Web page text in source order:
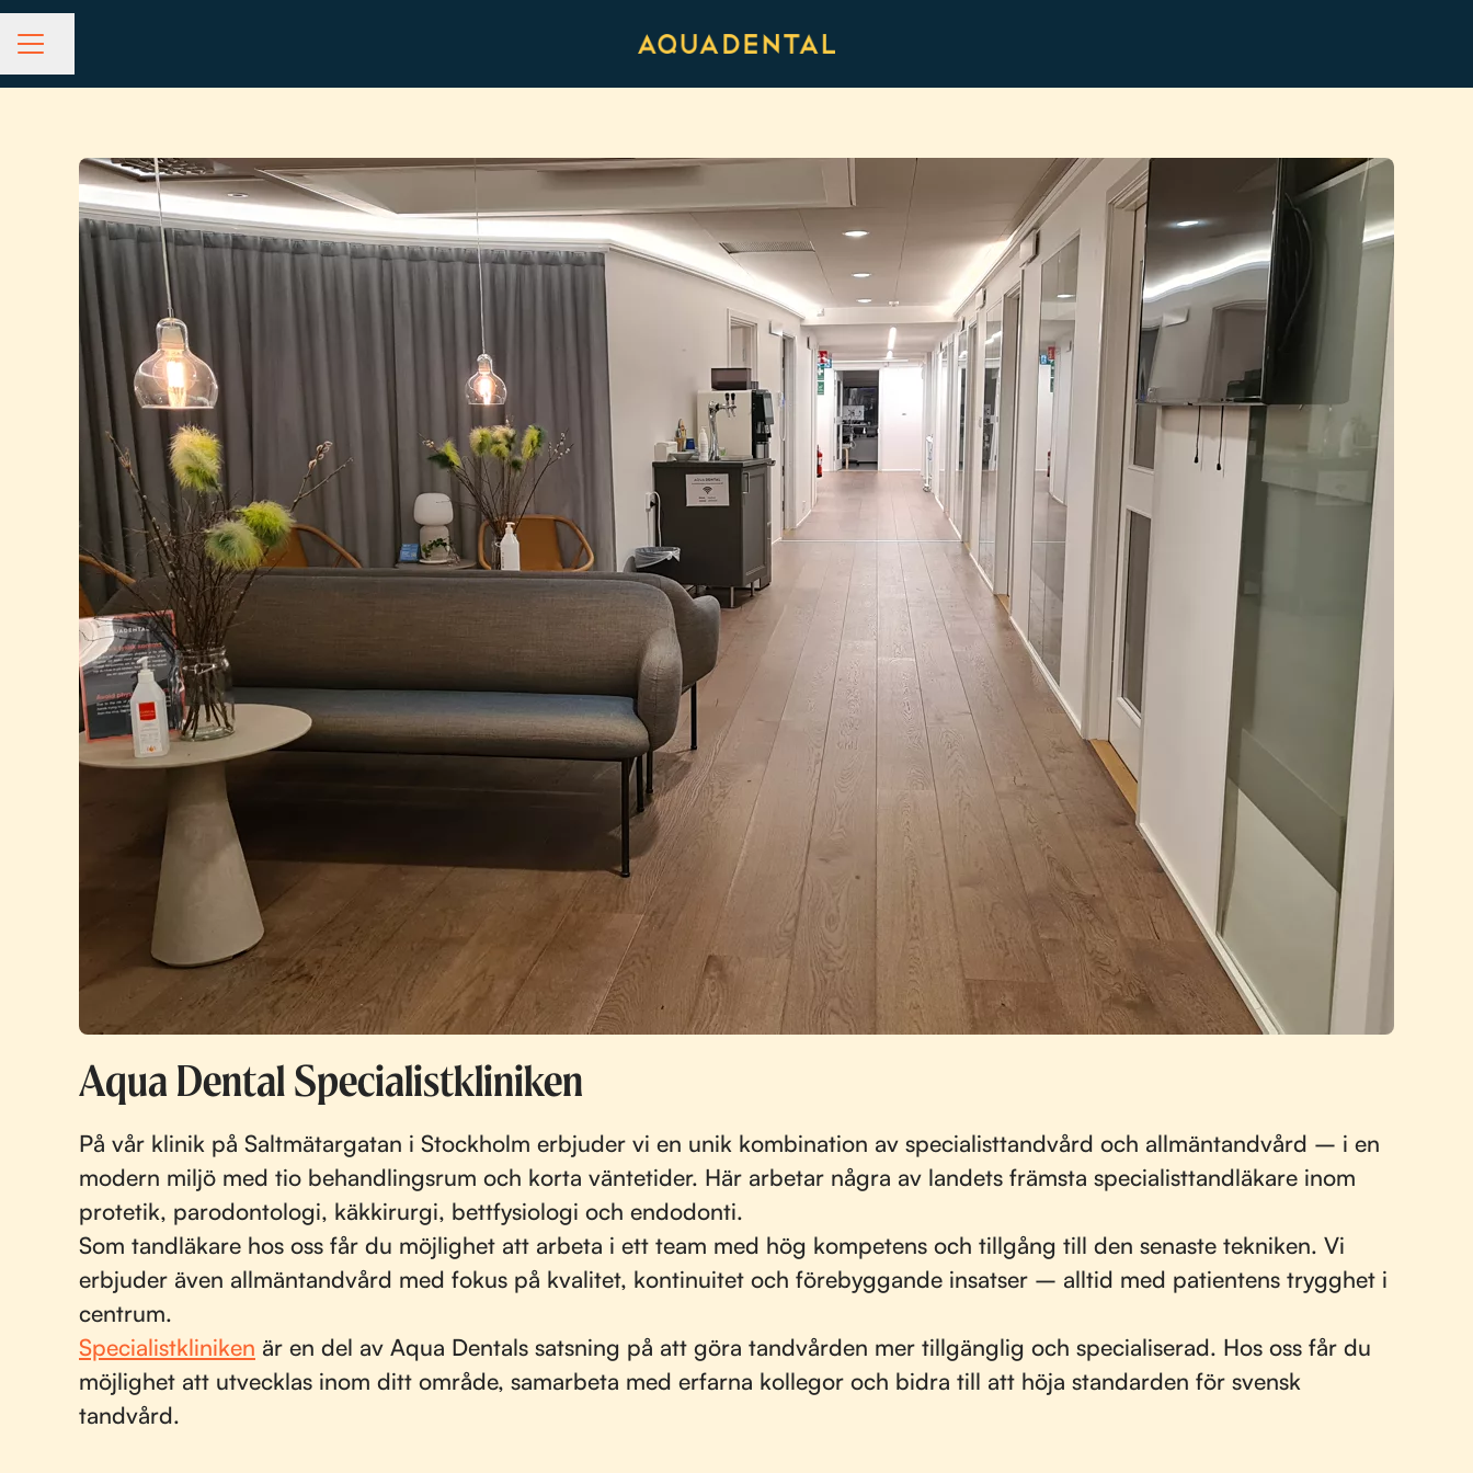
KARRIÄRMENY
Dela sidan
Aqua Dental Specialistkliniken
På vår klinik på Saltmätargatan i Stockholm erbjuder vi en unik kombination av specialisttandvård och allmäntandvård – i en
modern miljö med tio behandlingsrum och korta väntetider. Här arbetar några av landets främsta specialisttandläkare inom
protetik, parodontologi, käkkirurgi, bettfysiologi och endodonti.
Som tandläkare hos oss får du möjlighet att arbeta i ett team med hög kompetens och tillgång till den senaste tekniken. Vi
erbjuder även allmäntandvård med fokus på kvalitet, kontinuitet och förebyggande insatser – alltid med patientens trygghet i
centrum.
Specialistkliniken är en del av Aqua Dentals satsning på att göra tandvården mer tillgänglig och specialiserad. Hos oss får du
möjlighet att utvecklas inom ditt område, samarbeta med erfarna kollegor och bidra till att höja standarden för svensk
tandvård.